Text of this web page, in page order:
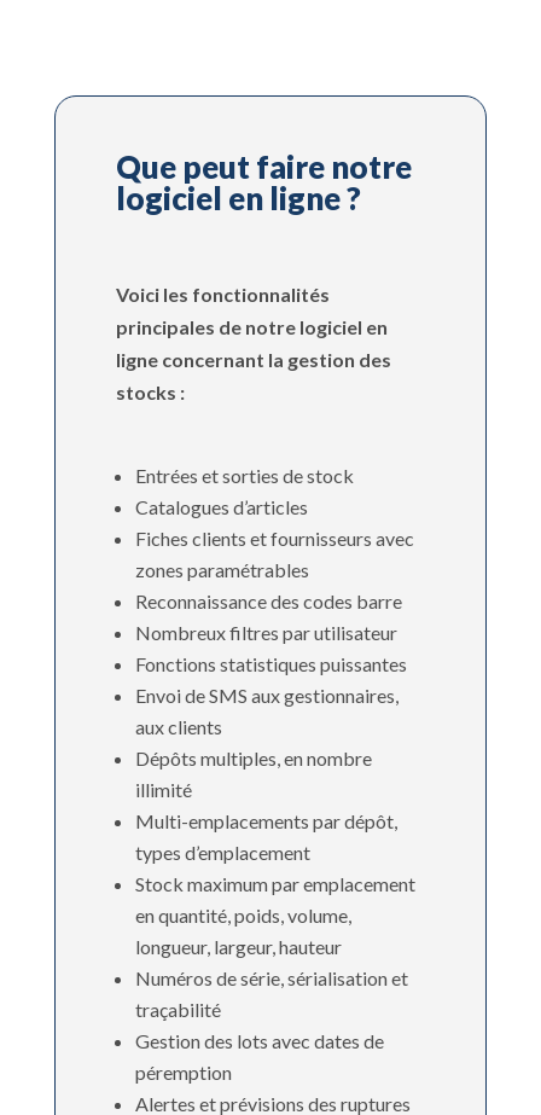
Que peut faire notre
logiciel en ligne ?
Voici les fonctionnalités
principales de notre logiciel en
ligne concernant la gestion des
stocks :
Entrées et sorties de stock
Catalogues d’articles
Fiches clients et fournisseurs avec
zones paramétrables
Reconnaissance des codes barre
Nombreux filtres par utilisateur
Fonctions statistiques puissantes
Envoi de SMS aux gestionnaires,
aux clients
Dépôts multiples, en nombre
illimité
Multi-emplacements par dépôt,
types d’emplacement
Stock maximum par emplacement
en quantité, poids, volume,
longueur, largeur, hauteur
Numéros de série, sérialisation et
traçabilité
Gestion des lots avec dates de
péremption
Alertes et prévisions des ruptures